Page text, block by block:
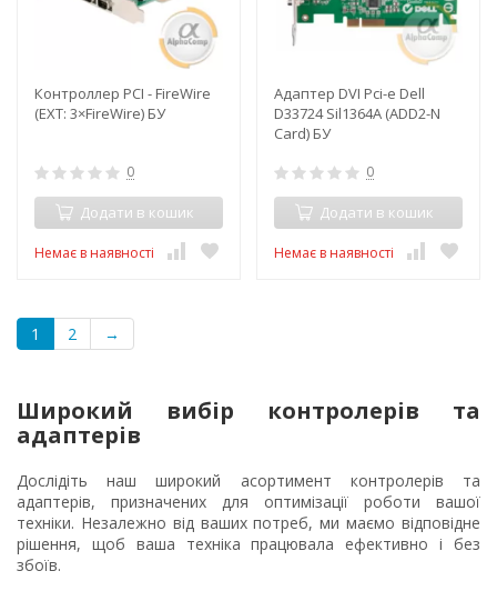
Контроллер PCI - FireWire
(EXT: 3×FireWire) БУ
0
Додати в кошик
Немає в наявності
Адаптер DVI Pci-e Dell
D33724 Sil1364A (ADD2-N
Card) БУ
0
Додати в кошик
Немає в наявності
1 2 →
Широкий вибір контролерів та
адаптерів
Дослідіть наш широкий асортимент контролерів та
адаптерів, призначених для оптимізації роботи вашої
техніки. Незалежно від ваших потреб, ми маємо відповідне
рішення, щоб ваша техніка працювала ефективно і без
збоїв.